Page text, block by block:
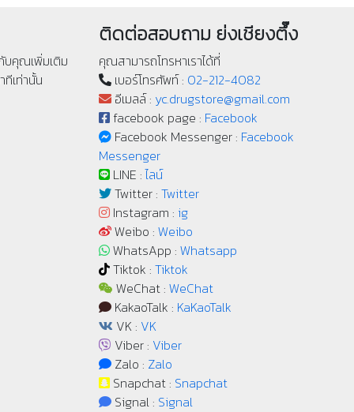
บคุณเพิ่มเติม
ทีเท่านั้น
ติดต่อสอบถาม ย่งเชียงตึ๊ง
คุณสามารถโทรหาเราได้ที่
เบอร์โทรศัพท์ : 02-212-4082
อีเมลล์ : yc.drugstore@gmail.com
facebook page : Facebook
Facebook Messenger : Facebook
Messenger
LINE :ไลน์
Twitter : Twitter
Instagram : ig
Weibo : Weibo
WhatsApp : Whatsapp
Tiktok : Tiktok
WeChat : WeChat
KakaoTalk : KaKaoTalk
VK : VK
Viber : Viber
Zalo : Zalo
Snapchat : Snapchat
Signal : Signal